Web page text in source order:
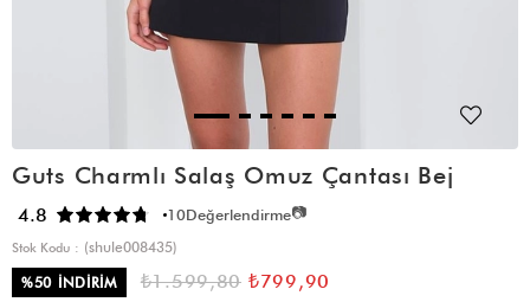
Guts Charmlı Salaş Omuz Çantası Bej
4.8 10Değerlendirme📷
Stok Kodu
(shule008435)
%50 İNDIRIM ₺1.599,80 ₺799,90